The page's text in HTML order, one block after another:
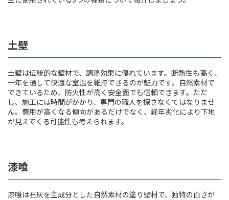
土壁
土壁は伝統的な壁材で、調湿効果に優れています。断熱性も高く、
一年を通して快適な室温を維持できるのが魅力です。自然素材で
できているため、防火性が高く安全面でも信頼できます。ただ
し、施工には時間がかかり、専門の職人を探さなくてはなりませ
ん。費用が高くなる傾向があるだけでなく、経年劣化により下地
が見えてくる可能性も考えられます。
漆喰
漆喰は石灰を主成分とした自然素材の塗り壁材で、独特の白さが